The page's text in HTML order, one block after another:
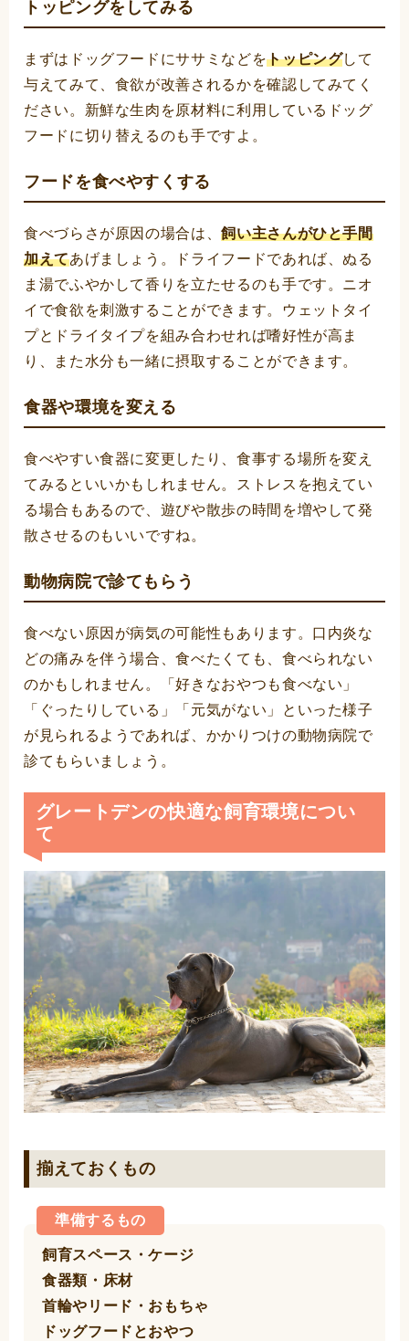
トッピングをしてみる
まずはドッグフードにササミなどをトッピングして
与えてみて、食欲が改善されるかを確認してみてく
ださい。新鮮な生肉を原材料に利用しているドッグ
フードに切り替えるのも手ですよ。
フードを食べやすくする
食べづらさが原因の場合は、飼い主さんがひと手間
加えてあげましょう。ドライフードであれば、ぬる
ま湯でふやかして香りを立たせるのも手です。ニオ
イで食欲を刺激することができます。ウェットタイ
プとドライタイプを組み合わせれば嗜好性が高ま
り、また水分も一緒に摂取することができます。
食器や環境を変える
食べやすい食器に変更したり、食事する場所を変え
てみるといいかもしれません。ストレスを抱えてい
る場合もあるので、遊びや散歩の時間を増やして発
散させるのもいいですね。
動物病院で診てもらう
食べない原因が病気の可能性もあります。口内炎な
どの痛みを伴う場合、食べたくても、食べられない
のかもしれません。「好きなおやつも食べない」
「ぐったりしている」「元気がない」といった様子
が見られるようであれば、かかりつけの動物病院で
診てもらいましょう。
グレートデンの快適な飼育環境につい
て
揃えておくもの
準備するもの
飼育スペース・ケージ
食器類・床材
首輪やリード・おもちゃ
ドッグフードとおやつ